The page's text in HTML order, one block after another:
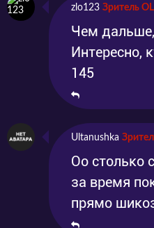
zlo123 Зритель
Чем дальше,
Интересно,
145
Ultanushka
Оо столько
за время
прямо